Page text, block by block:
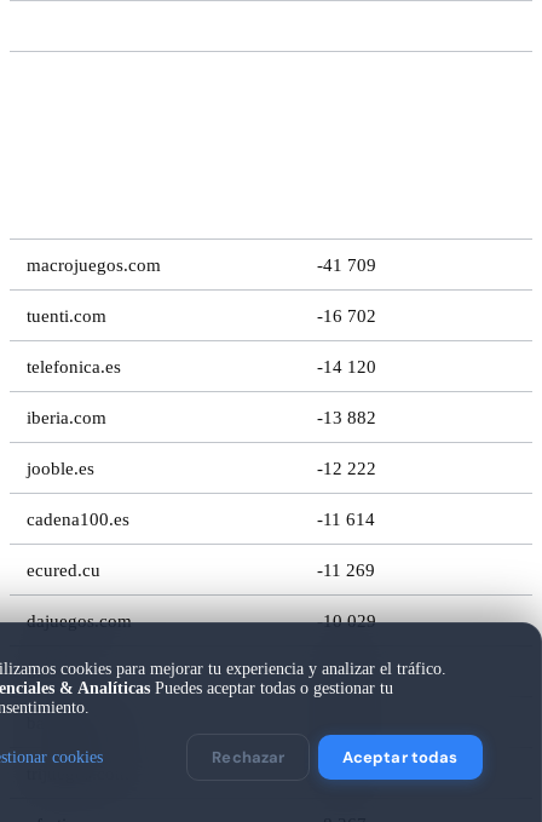
macrojuegos.com -41 709
tuenti.com -16 702
telefonica.es -14 120
iberia.com -13 882
jooble.es -12 222
cadena100.es -11 614
ecured.cu -11 269
dajuegos.com -10 029
urlm.es -9 550
-8 952
cookies para mejorar tu experiencia y analizar el tráfico.
& Analíticas Puedes aceptar todas o gestionar tu
cookies Rechazar Aceptar todas